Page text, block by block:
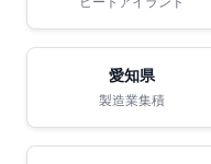
愛知県
製造業集積